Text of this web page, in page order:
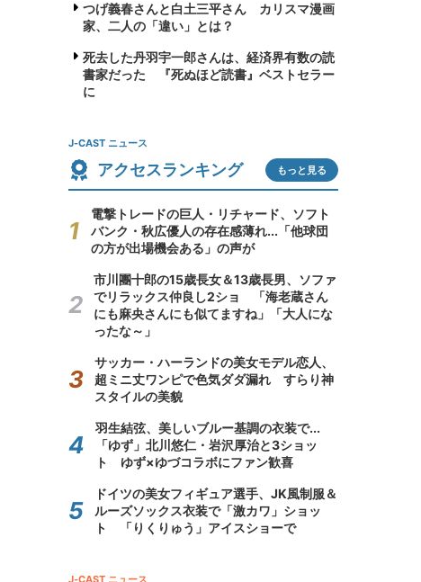
つげ義春さんと白土三平さん カリスマ漫画
家、二人の「違い」とは？
死去した丹羽宇一郎さんは、経済界有数の読
書家だった 『死ぬほど読書』ベストセラー
に
J-CAST ニュース
アクセスランキング もっと見る
電撃トレードの巨人・リチャード、ソフト
バンク・秋広優人の存在感薄れ...「他球団
の方が出場機会ある」の声が
市川團十郎の15歳長女＆13歳長男、ソファ
でリラックス仲良し2ショ 「海老蔵さん
にも麻央さんにも似てますね」「大人にな
ったな～」
サッカー・ハーランドの美女モデル恋人、
超ミニ丈ワンピで色気ダダ漏れ すらり神
スタイルの美貌
羽生結弦、美しいブルー基調の衣装で...
「ゆず」北川悠仁・岩沢厚治と3ショッ
ト ゆず×ゆづコラボにファン歓喜
ドイツの美女フィギュア選手、JK風制服＆
ルーズソックス衣装で「激カワ」ショッ
ト 「りくりゅう」アイスショーで
J-CAST ニュース